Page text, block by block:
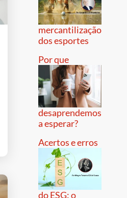
mercantilização
dos esportes
Por que
desaprendemos
a esperar?
Acertos e erros
do ESG: o